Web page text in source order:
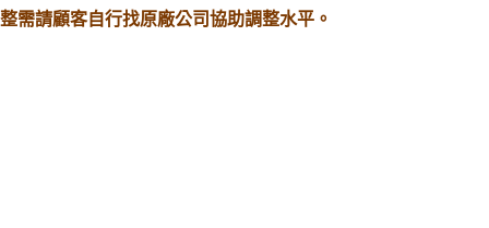
整需請顧客自行找原廠公司協助調整水平。